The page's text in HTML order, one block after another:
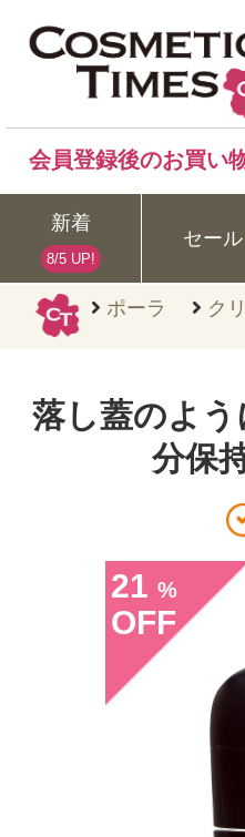
ポーラ ク
会員登録後のお買い
新着
8/5 UP!
セール
落し蓋のよ
分保
21 %
OFF